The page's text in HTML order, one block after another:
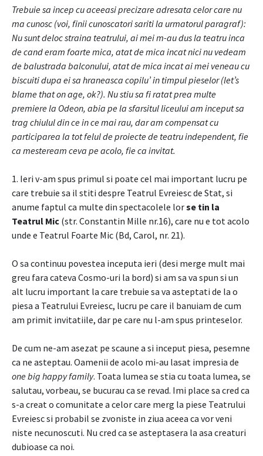
Trebuie sa incep cu aceeasi precizare adresata celor care nu
ma cunosc (voi, finii cunoscatori sariti la urmatorul paragraf):
Nu sunt deloc straina teatrului, ai mei m-au dus la teatru inca
de cand eram foarte mica, atat de mica incat nici nu vedeam
de balustrada balconului, atat de mica incat ai mei veneau cu
biscuiti dupa ei sa hraneasca copilu’ in timpul pieselor (let’s
blame that on age, ok?). Nu stiu sa fi ratat prea multe
premiere la Odeon, abia pe la sfarsitul liceului am inceput sa
trag chiulul din ce in ce mai rau, dar am compensat cu
participarea la tot felul de proiecte de teatru independent, fie
ca mesteream ceva pe acolo, fie ca invitat.
1. Ieri v-am spus primul si poate cel mai important lucru pe
care trebuie sa il stiti despre Teatrul Evreiesc de Stat, si
anume faptul ca multe din spectacolele lorse tin la
Teatrul Mic (str. Constantin Mille nr.16), care nu e tot acolo
unde e Teatrul Foarte Mic (Bd, Carol, nr. 21).
O sa continuu povestea inceputa ieri (desi merge mult mai
greu fara cateva Cosmo-uri la bord) si am sa va spun si un
alt lucru important la care trebuie sa va asteptati de la o
piesa a Teatrului Evreiesc, lucru pe care il banuiam de cum
am primit invitatiile, dar pe care nu l-am spus printeselor.
De cum ne-am asezat pe scaune a si inceput piesa, pesemne
ca ne asteptau. Oamenii de acolo mi-au lasat impresia de
one big happy family. Toata lumea se stia cu toata lumea, se
salutau, vorbeau, se bucurau ca se revad. Imi place sa cred ca
s-a creat o comunitate a celor care merg la piese Teatrului
Evreiesc si probabil se zvoniste in ziua aceea ca vor veni
niste necunoscuti. Nu cred ca se asteptasera la asa creaturi
dubioase ca noi.